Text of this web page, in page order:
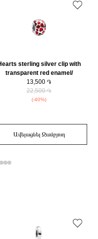
sterling silver clip with
transparent red enamel/
793679C01
13,500 ֏
22,500 ֏
(-40%)
Ավելացնել Զամբյուղ